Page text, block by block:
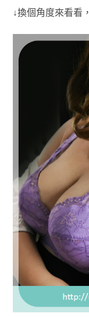
↓換個角度來看看